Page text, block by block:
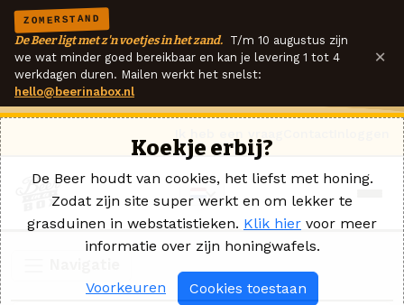
ZOMERSTAND
De Beer ligt met z'n voetjes in het zand. T/m 10 augustus zijn
we wat minder goed bereikbaar en kan je levering 1 tot 4
werkdagen duren. Mailen werkt het snelst:
hello@beerinabox.nl
×
Koekje erbij?
De Beer houdt van cookies, het liefst met honing.
Zodat zijn site super werkt en om lekker te
grasduinen in webstatistieken. Klik hier voor meer
informatie over zijn honingwafels.
Voorkeuren Cookies toestaan